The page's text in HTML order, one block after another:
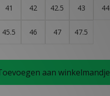
41 42 42.5 43 44
45.5 46 47 47.5
aan winkelmandje